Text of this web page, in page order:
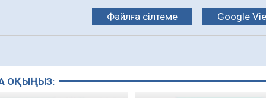
Файлға сілтеме Google
ОҚЫҢЫЗ: